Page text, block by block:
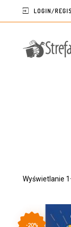
LOGIN/
Wyświetlanie
-20%